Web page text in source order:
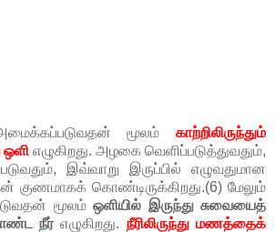
மூலம் காற்றிலிருந்தும்
ஒளி எழுகிறது. அழகை வெளிப்படுத்துவதும்,
இவ்வாறு இருப்பில் எழுவதுமான
குணமாகக் கொண்டிருக்கிறது.(6) மேலும்
மூலம்ஒளியில் இருந்து சுவையைத்
நீர்எழுகிறது. நீரிலிருந்து மணத்தைக்